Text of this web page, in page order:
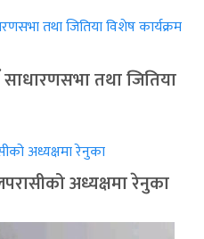
तथा जितिया
अध्यक्षमा रेनुका